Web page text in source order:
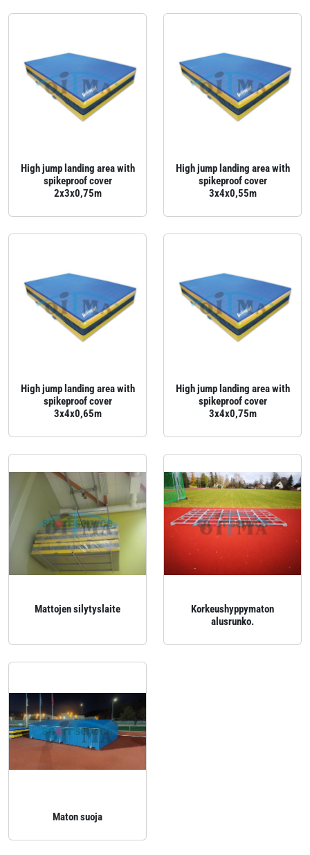
High jump landing area with
spikeproof cover
2x3x0,75m
High jump landing area with
spikeproof cover
3x4x0,55m
High jump landing area with
spikeproof cover
3x4x0,65m
High jump landing area with
spikeproof cover
3x4x0,75m
Mattojen silytyslaite
Korkeushyppymaton
alusrunko.
Maton suoja